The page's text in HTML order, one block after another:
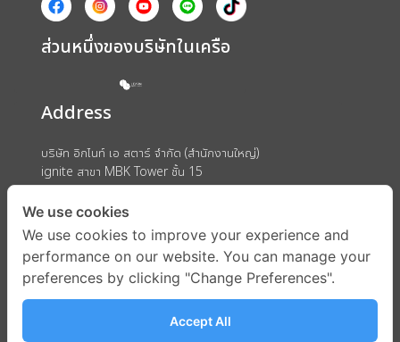
ส่วนหนึ่งของบริษัทในเครือ
Address
บริษัท อิกไนท์ เอ สตาร์ จำกัด (สำนักงานใหญ่)
ignite สาขา MBK Tower ชั้น 15
ถนนพญาไท แขวงวังใหม่ เขตปทุมวัน กรุงเทพมหานคร 10330
We use cookies
We use cookies to improve your experience and
performance on our website. You can manage your
preferences by clicking "Change Preferences".
Accept All